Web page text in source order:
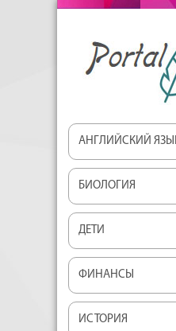
АНГЛИЙСКИЙ
БИОЛОГИЯ
ДЕТИ
ФИНАНСЫ
ИСТОРИЯ